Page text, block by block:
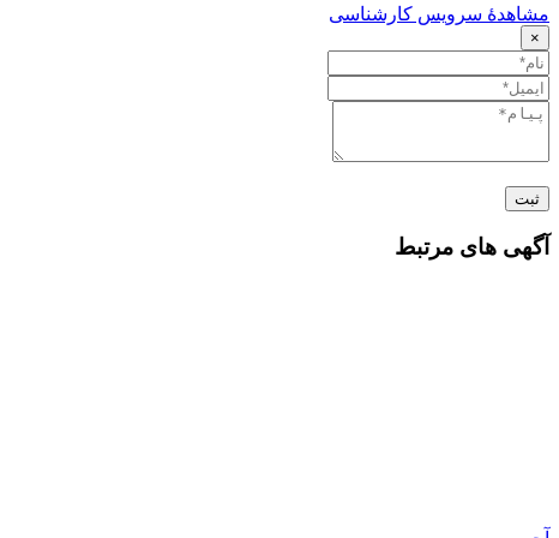
مشاهدهٔ سرویس کارشناسی
×
ثبت
آگهی های مرتبط